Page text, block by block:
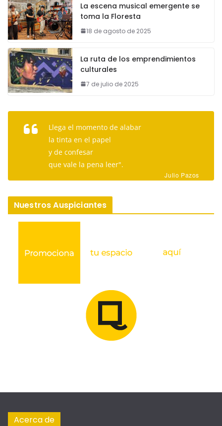
La escena musical emergente se
toma la Floresta
18 de agosto de 2025
La ruta de los emprendimientos
culturales
7 de julio de 2025
Llega el momento de alabar
la tinta en el papel
y de confesar
que vale la pena leer".
Julio Pazos
Nuestros Auspiciantes
Acerca de